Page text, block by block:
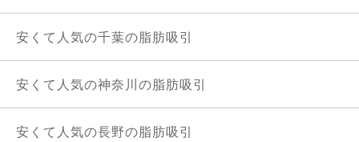
安くて人気の千葉の脂肪吸引
安くて人気の神奈川の脂肪吸引
安くて人気の長野の脂肪吸引